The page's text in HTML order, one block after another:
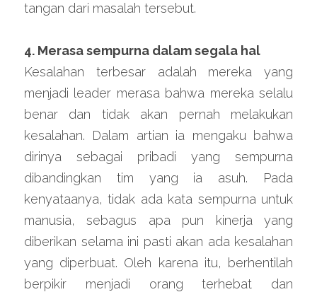
tangan dari masalah tersebut.
4. Merasa sempurna dalam segala hal
Kesalahan terbesar adalah mereka yang
menjadi leader merasa bahwa mereka selalu
benar dan tidak akan pernah melakukan
kesalahan. Dalam artian ia mengaku bahwa
dirinya sebagai pribadi yang sempurna
dibandingkan tim yang ia asuh. Pada
kenyataanya, tidak ada kata sempurna untuk
manusia, sebagus apa pun kinerja yang
diberikan selama ini pasti akan ada kesalahan
yang diperbuat. Oleh karena itu, berhentilah
berpikir menjadi orang terhebat dan